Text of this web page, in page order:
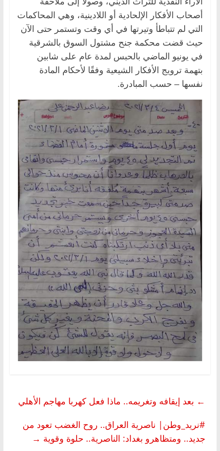
أصحاب الأفكار الإلحادية أو اللادينية، وهي المحاكمات
التي لم تتباطأ وتيرتها في أي وقت وتستمر حتى الآن
حيث قضت محكمة جنح مشتول السوق بالشرقية
في يونيو الماضي بالحبس لمدة عام على شابين
بتهمة ترويج الأفكار الشيعية وفقًا لأحكام المادة
نفسها – حسب المبادرة.
← بعد إيقافه وتغريمه.. ماذا فعل كهربا مهاجم الأهلي
#نريد_وطن| ناصرية العراق.. روح الغضب تعود من
جديد.. ومتظاهرو بغداد: الناصرية.. حلوة وقوية →